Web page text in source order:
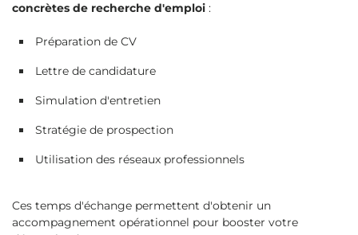
concrètes de recherche d'emploi :
Préparation de CV
Lettre de candidature
Simulation d'entretien
Stratégie de prospection
Utilisation des réseaux professionnels
Ces temps d'échange permettent d'obtenir un
accompagnement opérationnel pour booster votre